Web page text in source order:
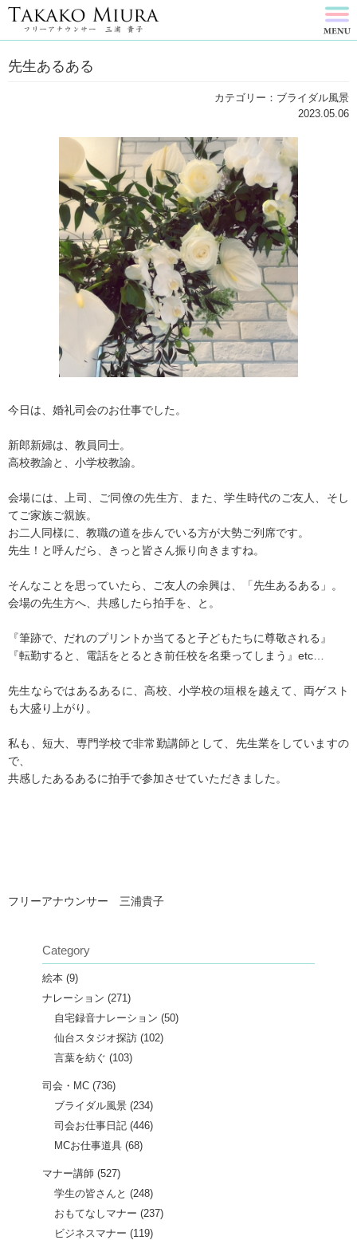
先生あるある
カテゴリー：ブライダル風景
2023.05.06
今日は、婚礼司会のお仕事でした。
新郎新婦は、教員同士。
高校教諭と、小学校教諭。
会場には、上司、ご同僚の先生方、また、学生時代のご友人、そし
てご家族ご親族。
お二人同様に、教職の道を歩んでいる方が大勢ご列席です。
先生！と呼んだら、きっと皆さん振り向きますね。
そんなことを思っていたら、ご友人の余興は、「先生あるある」。
会場の先生方へ、共感したら拍手を、と。
『筆跡で、だれのプリントか当てると子どもたちに尊敬される』
『転勤すると、電話をとるとき前任校を名乗ってしまう』etc…
先生ならではあるあるに、高校、小学校の垣根を越えて、両ゲスト
も大盛り上がり。
私も、短大、専門学校で非常勤講師として、先生業をしていますの
で、
共感したあるあるに拍手で参加させていただきました。
フリーアナウンサー 三浦貴子
Category
絵本(9)
ナレーション (271)
自宅録音ナレーション (50)
仙台スタジオ探訪(102)
言葉を紡ぐ (103)
司会・MC(736)
ブライダル風景(234)
司会お仕事日記(446)
MCお仕事道具(68)
マナー講師(527)
学生の皆さんと (248)
おもてなしマナー (237)
ビジネスマナー (119)